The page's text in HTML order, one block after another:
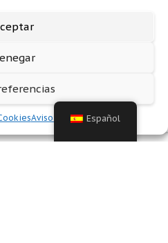
Aviso legal
.
Español